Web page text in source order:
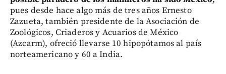
pues desde hace algo más de tres años Ernesto
Zazueta, también presidente de la Asociación de
Zoológicos, Criaderos y Acuarios de México
(Azcarm), ofreció llevarse 10 hipopótamos al país
norteamericano y 60 a India.